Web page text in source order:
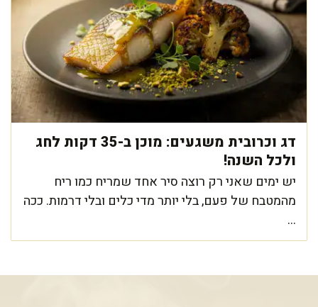
דג וכרובית משגעים: מוכן ב-35 דקות לחג
ולכל השנה!
יש ימים שאני רק רוצה סיר אחד שמריח כמו ריח
מהמטבח של פעם, בלי יותר מדי כלים ובלי דרמות. ככה
...